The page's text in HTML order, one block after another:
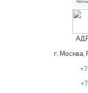
г. Москва,